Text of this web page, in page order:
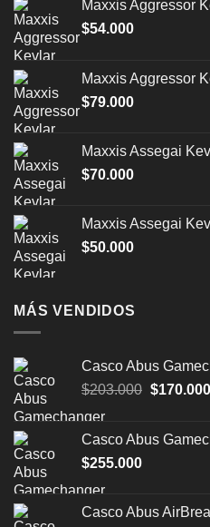
Maxxis Aggressor
$54.000
Maxxis Aggressor
$79.000
Maxxis Assegai
$70.000
Maxxis Assegai
$50.000
MÁS VENDIDOS
Casco Abus
$203.000 El
era:
$170.000
Casco Abus
$255.000
Casco Abus